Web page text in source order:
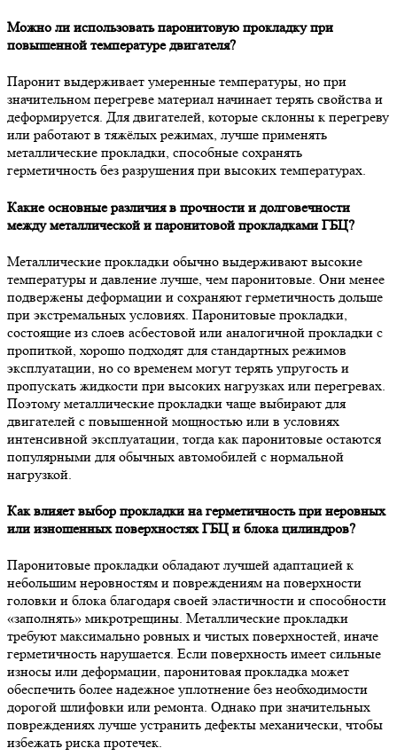
Можно ли использовать паронитовую прокладку при
повышенной температуре двигателя?
Паронит выдерживает умеренные температуры, но при
значительном перегреве материал начинает терять свойства и
деформируется. Для двигателей, которые склонны к перегреву
или работают в тяжёлых режимах, лучше применять
металлические прокладки, способные сохранять
герметичность без разрушения при высоких температурах.
Какие основные различия в прочности и долговечности
между металлической и паронитовой прокладками ГБЦ?
Металлические прокладки обычно выдерживают высокие
температуры и давление лучше, чем паронитовые. Они менее
подвержены деформации и сохраняют герметичность дольше
при экстремальных условиях. Паронитовые прокладки,
состоящие из слоев асбестовой или аналогичной прокладки с
пропиткой, хорошо подходят для стандартных режимов
эксплуатации, но со временем могут терять упругость и
пропускать жидкости при высоких нагрузках или перегревах.
Поэтому металлические прокладки чаще выбирают для
двигателей с повышенной мощностью или в условиях
интенсивной эксплуатации, тогда как паронитовые остаются
популярными для обычных автомобилей с нормальной
нагрузкой.
Как влияет выбор прокладки на герметичность при неровных
или изношенных поверхностях ГБЦ и блока цилиндров?
Паронитовые прокладки обладают лучшей адаптацией к
небольшим неровностям и повреждениям на поверхности
головки и блока благодаря своей эластичности и способности
«заполнять» микротрещины. Металлические прокладки
требуют максимально ровных и чистых поверхностей, иначе
герметичность нарушается. Если поверхность имеет сильные
износы или деформации, паронитовая прокладка может
обеспечить более надежное уплотнение без необходимости
дорогой шлифовки или ремонта. Однако при значительных
повреждениях лучше устранить дефекты механически, чтобы
избежать риска протечек.